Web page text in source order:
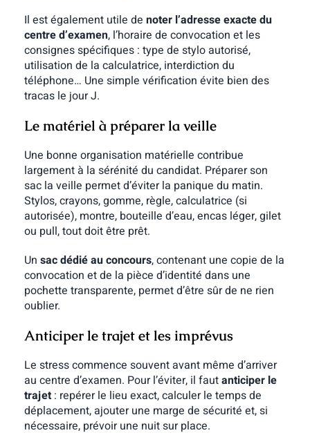
Il est également utile de noter l’adresse exacte du
centre d’examen, l’horaire de convocation et les
consignes spécifiques : type de stylo autorisé,
utilisation de la calculatrice, interdiction du
téléphone… Une simple vérification évite bien des
tracas le jour J.
Le matériel à préparer la veille
Une bonne organisation matérielle contribue
largement à la sérénité du candidat. Préparer son
sac la veille permet d’éviter la panique du matin.
Stylos, crayons, gomme, règle, calculatrice (si
autorisée), montre, bouteille d’eau, encas léger, gilet
ou pull, tout doit être prêt.
Un sac dédié au concours, contenant une copie de la
convocation et de la pièce d’identité dans une
pochette transparente, permet d’être sûr de ne rien
oublier.
Anticiper le trajet et les imprévus
Le stress commence souvent avant même d’arriver
au centre d’examen. Pour l’éviter, il fautanticiper le
trajet: repérer le lieu exact, calculer le temps de
déplacement, ajouter une marge de sécurité et, si
nécessaire, prévoir une nuit sur place.